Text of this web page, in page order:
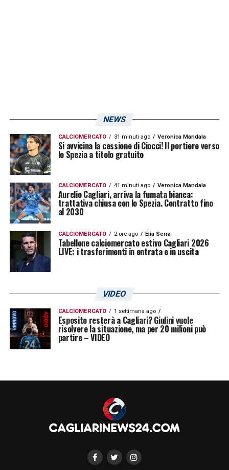
NEWS
CALCIOMERCATO 31 minuti ago Veronica Mandala
Si avvicina la cessione di Ciocci! Il portiere verso
lo Spezia a titolo gratuito
CALCIOMERCATO 41 minuti ago Veronica Mandala
Aurelio Cagliari, arriva la fumata bianca:
trattativa chiusa con lo Spezia. Contratto fino
al 2030
CALCIOMERCATO 2 ore ago Elia Serra
Tabellone calciomercato estivo Cagliari 2026
LIVE: i trasferimenti in entrata e in uscita
VIDEO
CALCIOMERCATO 1 settimana ago
Esposito resterà a Cagliari? Giulini vuole
risolvere la situazione, ma per 20 milioni può
partire – VIDEO